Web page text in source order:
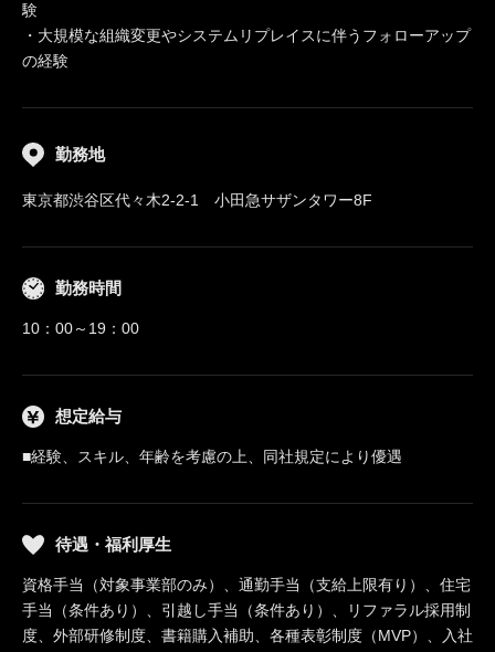
験
・大規模な組織変更やシステムリプレイスに伴うフォローアップ
の経験
勤務地
東京都渋谷区代々木2-2-1 小田急サザンタワー8F
勤務時間
10：00～19：00
想定給与
■経験、スキル、年齢を考慮の上、同社規定により優遇
待遇・福利厚生
資格手当（対象事業部のみ）、通勤手当（支給上限有り）、住宅
手当（条件あり）、引越し手当（条件あり）、リファラル採用制
度、外部研修制度、書籍購入補助、各種表彰制度（MVP）、入社